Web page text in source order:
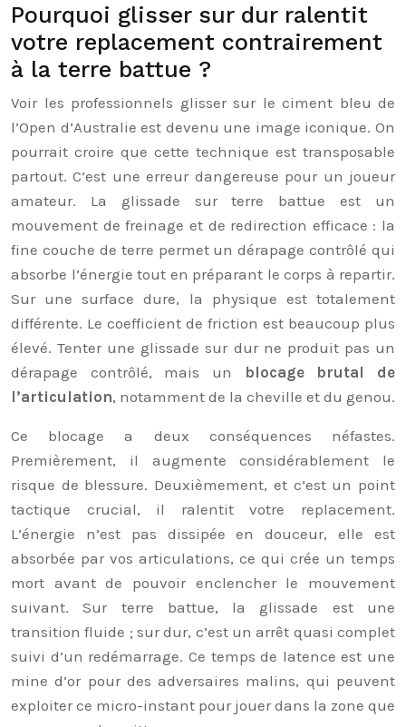
Pourquoi glisser sur dur ralentit
votre replacement contrairement
à la terre battue ?
Voir les professionnels glisser sur le ciment bleu de
l’Open d’Australie est devenu une image iconique. On
pourrait croire que cette technique est transposable
partout. C’est une erreur dangereuse pour un joueur
amateur. La glissade sur terre battue est un
mouvement de freinage et de redirection efficace : la
fine couche de terre permet un dérapage contrôlé qui
absorbe l’énergie tout en préparant le corps à repartir.
Sur une surface dure, la physique est totalement
différente. Le coefficient de friction est beaucoup plus
élevé. Tenter une glissade sur dur ne produit pas un
dérapage contrôlé, mais un
blocage brutal de
l’articulation, notamment de la cheville et du genou.
Ce blocage a deux conséquences néfastes.
Premièrement, il augmente considérablement le
risque de blessure. Deuxièmement, et c’est un point
tactique crucial, il ralentit votre replacement.
L’énergie n’est pas dissipée en douceur, elle est
absorbée par vos articulations, ce qui crée un temps
mort avant de pouvoir enclencher le mouvement
suivant. Sur terre battue, la glissade est une
transition fluide ; sur dur, c’est un arrêt quasi complet
suivi d’un redémarrage. Ce temps de latence est une
mine d’or pour des adversaires malins, qui peuvent
exploiter ce micro-instant pour jouer dans la zone que